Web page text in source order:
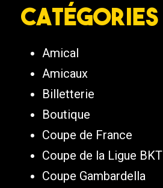
Catégories
Amical
Amicaux
Billetterie
Boutique
Coupe de France
Coupe de la Ligue BKT
Coupe Gambardella